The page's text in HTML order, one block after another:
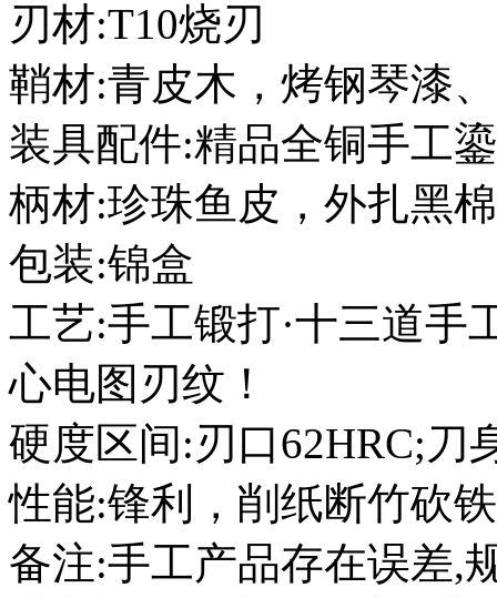
刃材:T10烧刃
鞘材:青皮木，烤钢琴漆
装具配件:精品全铜手工
柄材:珍珠鱼皮，外扎黑
包装:锦盒
工艺:手工锻打·十三道手
心电图刃纹！
硬度区间:刃口62HRC;刀
性能:锋利，削纸断竹砍
备注:手工产品存在误差,